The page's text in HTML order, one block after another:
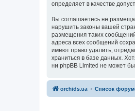
определяет в качестве
Вы соглашаетесь не
нарушить законы вашей
размещения таких
адреса всех сообщений
имеют право удалить,
храниться в базе данных.
ни phpBB Limited не может
orchids.ua Список